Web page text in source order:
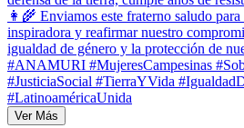
Ver Más